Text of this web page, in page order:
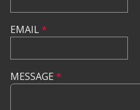
EMAIL*
MESSAGE *